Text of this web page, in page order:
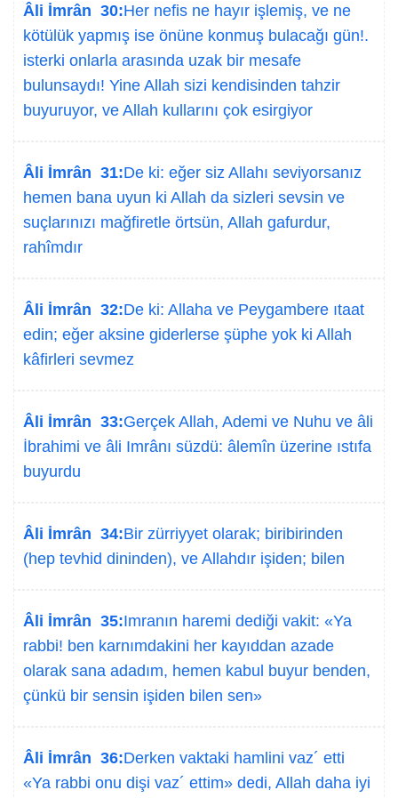
Âli İmrân 30:Her nefis ne hayır işlemiş, ve ne
kötülük yapmış ise önüne konmuş bulacağı gün!.
isterki onlarla arasında uzak bir mesafe
bulunsaydı! Yine Allah sizi kendisinden tahzir
buyuruyor, ve Allah kullarını çok esirgiyor
Âli İmrân 31:De ki: eğer siz Allahı seviyorsanız
hemen bana uyun ki Allah da sizleri sevsin ve
suçlarınızı mağfiretle örtsün, Allah gafurdur,
rahîmdır
Âli İmrân 32:De ki: Allaha ve Peygambere ıtaat
edin; eğer aksine giderlerse şüphe yok ki Allah
kâfirleri sevmez
Âli İmrân 33:Gerçek Allah, Ademi ve Nuhu ve âli
İbrahimi ve âli Imrânı süzdü: âlemîn üzerine ıstıfa
buyurdu
Âli İmrân 34:Bir zürriyyet olarak; biribirinden
(hep tevhid dininden), ve Allahdır işiden; bilen
Âli İmrân 35:Imranın haremi dediği vakit: «Ya
rabbi! ben karnımdakini her kayıddan azade
olarak sana adadım, hemen kabul buyur benden,
çünkü bir sensin işiden bilen sen»
Âli İmrân 36:Derken vaktaki hamlini vaz´ etti
«Ya rabbi onu dişi vaz´ ettim» dedi, Allah daha iyi